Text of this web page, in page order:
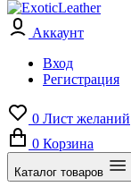
Аккаунт
Вход
Регистрация
0 Лист желаний
0 Корзина
Каталог товаров